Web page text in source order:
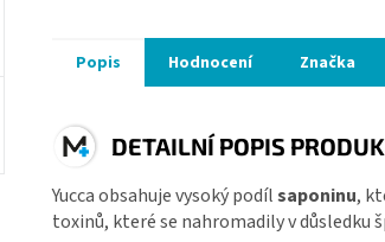
Popis Hodnocení Značka
DETAILNÍ POPIS
Yucca obsahuje vysoký podílsaponinu,
toxinů, které se nahromadily v důsledku